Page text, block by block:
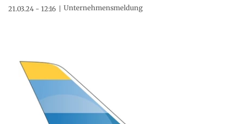
21.03.24 - 12:16 Unternehmensmeldung